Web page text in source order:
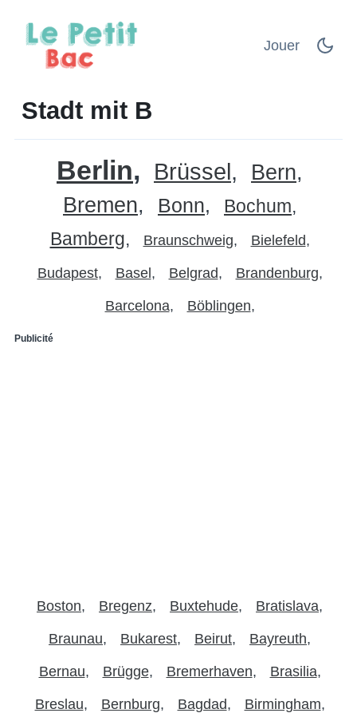
Jouer
Stadt mit B
Berlin Brüssel
Bern
Bremen
Bonn
Bochum
Bamberg
Braunschweig Bielefeld
Budapest Basel Belgrad Brandenburg
Barcelona Böblingen
Publicité
Boston Bregenz Buxtehude Bratislava
Braunau Bukarest Beirut Bayreuth
Bernau Brügge Bremerhaven Brasilia
Breslau Bernburg Bagdad Birmingham